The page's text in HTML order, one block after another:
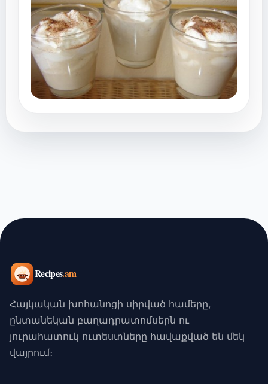
Հայկական խոհանոցի սիրված համերը,
ընտանեկան բաղադրատոմսերն ու
յուրահատուկ ուտեստները հավաքված են մեկ
վայրում։